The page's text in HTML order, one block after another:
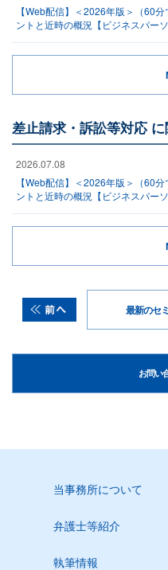
【Web配信】＜2026年版＞（60
ントと近時の概況【ビジネスパー
差止請求・訴訟等対応
2026.07.08
【Web配信】＜2026年版＞（60
ントと近時の概況【ビジネスパー
最新のセ
お問い
当事務所について
弁護士等紹介
執筆情報